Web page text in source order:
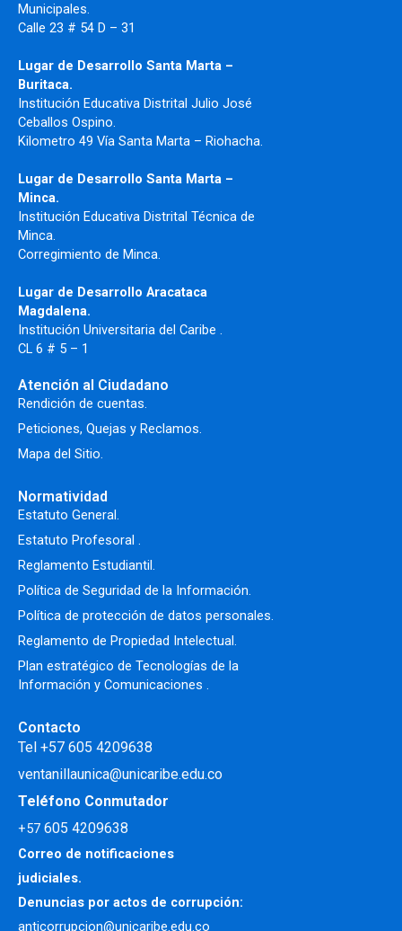
Municipales.
Calle 23 # 54 D – 31
Lugar de Desarrollo Santa Marta –
Buritaca.
Institución Educativa Distrital Julio José
Ceballos Ospino.
Kilometro 49 Vía Santa Marta – Riohacha.
Lugar de Desarrollo Santa Marta –
Minca.
Institución Educativa Distrital Técnica de
Minca.
Corregimiento de Minca.
Lugar de Desarrollo Aracataca
Magdalena.
Institución Universitaria del Caribe .
CL 6 # 5 – 1
Atención al Ciudadano
Rendición de cuentas.
Peticiones, Quejas y Reclamos.
Mapa del Sitio.
Normatividad
Estatuto General.
Estatuto Profesoral .
Reglamento Estudiantil.
Política de Seguridad de la Información.
Política de protección de datos personales.
Reglamento de Propiedad Intelectual.
Plan estratégico de Tecnologías de la
Información y Comunicaciones .
Contacto
Tel +57 605 4209638
ventanillaunica@unicaribe.edu.co
Teléfono Conmutador
+57 605 4209638
Correo de notificaciones
judiciales.
Denuncias por actos de corrupción:
anticorrupcion@unicaribe.edu.co